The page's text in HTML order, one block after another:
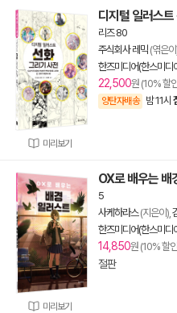
미리보기
디지털 일러스
리즈 80
주식회사 레믹 (엮은이
한즈미디어(한스미디
22,500원 (10% 할
양탄자배송 밤 11시
미리보기
OX로 배우는 배
5
사케하라스(지은이),
한즈미디어(한스미디
14,850원 (10% 할
절판